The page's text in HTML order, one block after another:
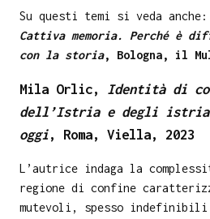
Su questi temi si veda anche:
Cattiva memoria. Perché è
con la storia, Bologna, il
Mila Orlic, Identità di
dell’Istria e degli
oggi, Roma, Viella, 2023
L’autrice indaga la
regione di confine
mutevoli, spesso indefinibili